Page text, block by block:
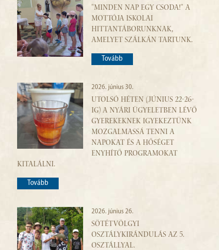
HETIREND
"MINDEN NAP EGY CSODA!" A
MOTTÓJA ISKOLAI
HITTANTÁBORUNKNAK,
AMELYET SZÁLKÁN TARTUNK.
Tovább
2026. június 30.
UTOLSÓ HÉTEN (JÚNIUS 22-26-
IG) A NYÁRI ÜGYELETBEN LÉVŐ
GYEREKEKNEK IGYEKEZTÜNK
MOZGALMASSÁ TENNI A
NAPOKAT ÉS A HŐSÉGET
ENYHÍTŐ PROGRAMOKAT
KITALÁLNI.
Tovább
2026. június 26.
SÖTÉTVÖLGYI
OSZTÁLYKIRÁNDULÁS AZ 5.
OSZTÁLLYAL.